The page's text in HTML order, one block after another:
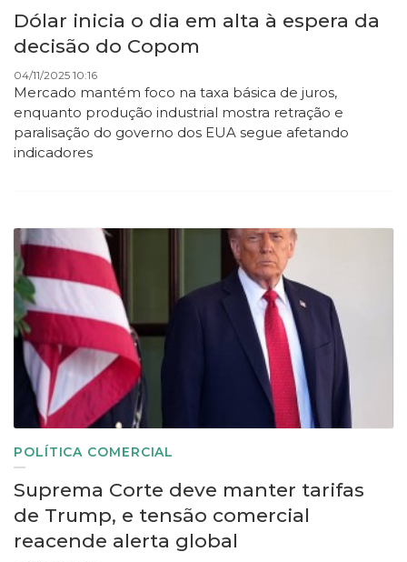
Dólar inicia o dia em alta à espera da
decisão do Copom
04/11/2025 10:16
Mercado mantém foco na taxa básica de juros,
enquanto produção industrial mostra retração e
paralisação do governo dos EUA segue afetando
indicadores
POLÍTICA COMERCIAL
Suprema Corte deve manter tarifas
de Trump, e tensão comercial
reacende alerta global